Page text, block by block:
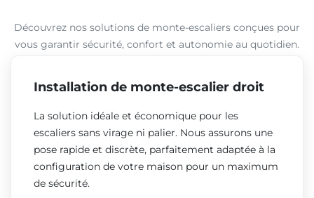
Découvrez nos solutions de monte-escaliers conçues pour
vous garantir sécurité, confort et autonomie au quotidien.
Installation de monte-escalier droit
La solution idéale et économique pour les
escaliers sans virage ni palier. Nous assurons une
pose rapide et discrète, parfaitement adaptée à la
configuration de votre maison pour un maximum
de sécurité.